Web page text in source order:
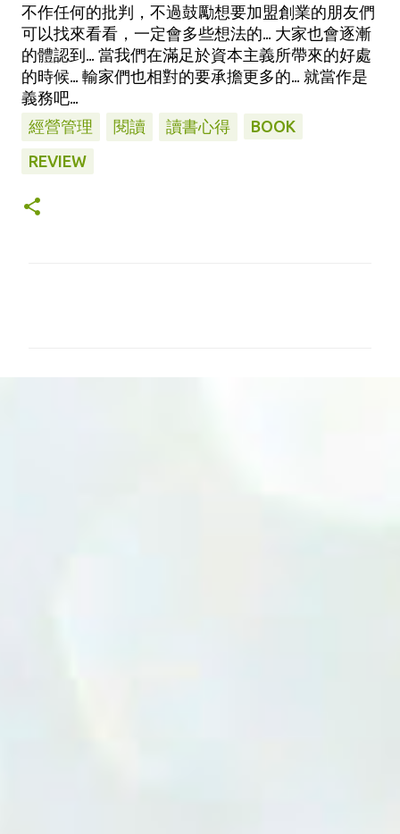
不作任何的批判，不過鼓勵想要加盟創業的朋友們
可以找來看看，一定會多些想法的... 大家也會逐漸
的體認到... 當我們在滿足於資本主義所帶來的好處
的時候... 輸家們也相對的要承擔更多的... 就當作是
義務吧...
經營管理 閱讀 讀書心得
BOOK
REVIEW